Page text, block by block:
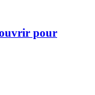
pour